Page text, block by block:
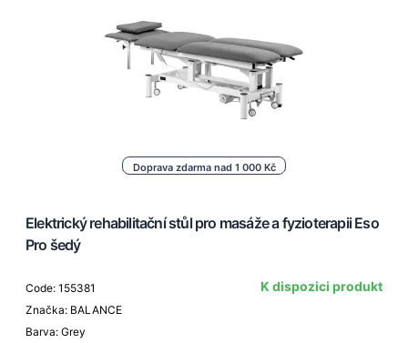
Doprava zdarma nad 1 000 Kč
Elektrický rehabilitační stůl pro masáže a fyzioterapii Eso
Pro šedý
Code: 155381
Značka: BALANCE
Barva: Grey
K dispozici produkt